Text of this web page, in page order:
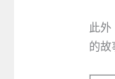
此
的故